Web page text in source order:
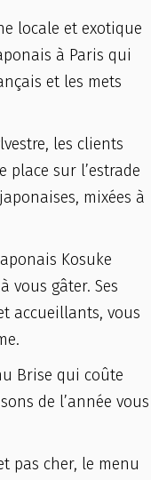
locale et exotique
à Paris qui
et les mets
les clients
place sur l’estrade
mixées à
Kosuke
vous gâter. Ses
accueillants, vous
Brise qui coûte
de l’année vous
pas cher, le menu